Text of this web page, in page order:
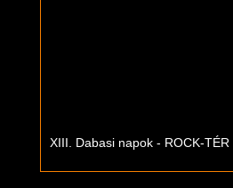
XIII. Dabasi napok - ROCK-TÉR